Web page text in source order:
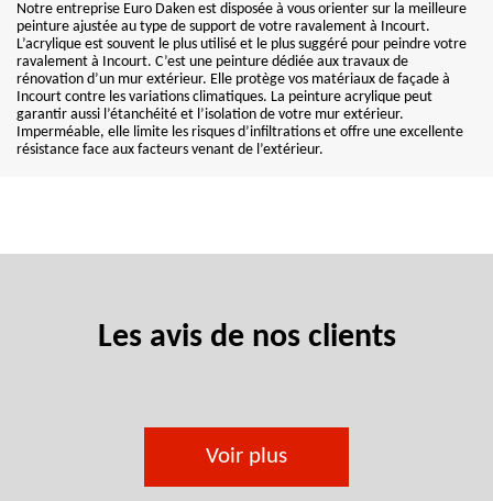
Notre entreprise Euro Daken est disposée à vous orienter sur la meilleure
peinture ajustée au type de support de votre ravalement à Incourt.
L’acrylique est souvent le plus utilisé et le plus suggéré pour peindre votre
ravalement à Incourt. C’est une peinture dédiée aux travaux de
rénovation d’un mur extérieur. Elle protège vos matériaux de façade à
Incourt contre les variations climatiques. La peinture acrylique peut
garantir aussi l’étanchéité et l’isolation de votre mur extérieur.
Imperméable, elle limite les risques d’infiltrations et offre une excellente
résistance face aux facteurs venant de l’extérieur.
Les avis de nos clients
Voir plus